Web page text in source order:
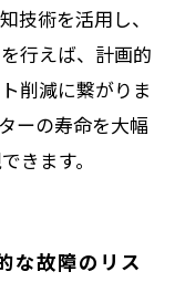
技術を活用し、
行えば、計画的
削減に繋がりま
ーの寿命を大幅
きます。
な故障のリス